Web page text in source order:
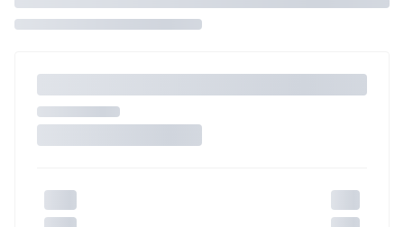
zamówienie u naszego doradcy.
Maksymalna liczba uczestników
maksymalny limit dla 1 pokoju.